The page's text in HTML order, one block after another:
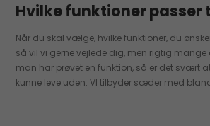
Hvilke funktioner passer
Når du skal vælge, hvilke funktioner, du
så vil vi gerne vejlede dig, men rigtig
man har prøvet en funktion, så er det svært
kunne leve uden. VI tilbyder sæder med